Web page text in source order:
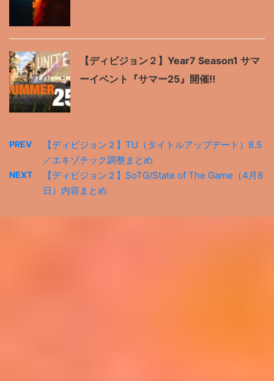
【ディビジョン２】Year7 Season1 サマ
ーイベント『サマー25』開催‼
PREV
【ディビジョン２】TU（タイトルアップデート）8.5
／エキゾチック調整まとめ
NEXT
【ディビジョン２】SoTG/State of The Game（4月8
日）内容まとめ